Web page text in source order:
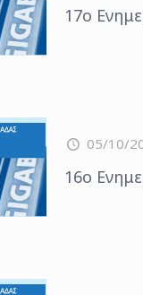
17ο
05/10/
16ο